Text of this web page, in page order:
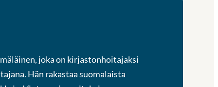
joka on kirjastonhoitajaksi
Hän rakastaa suomalaista